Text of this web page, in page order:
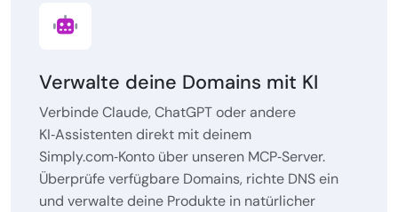
Verwalte deine Domains mit KI
Verbinde Claude, ChatGPT oder andere
KI‑Assistenten direkt mit deinem
Simply.com‑Konto über unseren MCP‑Server.
Überprüfe verfügbare Domains, richte DNS ein
und verwalte deine Produkte in natürlicher